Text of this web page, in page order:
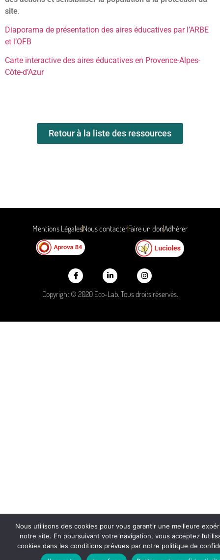
site.
Diaporama de présentation des aires éducatives par l’ARBE
et l’OFB
Carte interactive des aires éducatives en Provence-Alpes-
Côte-d’Azur
Retour à la liste des ressources
Copyright © 2020 Eco-Lab. Tous droits réservés.
Mentions LégalesNous contacterFaire un donAdhérer
Nous utilisons des cookies pour vous garantir une meilleure
notre site. En poursuivant votre navigation, vous acceptez
cookies dans les conditions prévues par notre politique de